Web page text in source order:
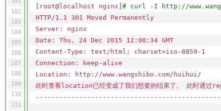
102
103
104
105
106
107
108
109
110
111
[root@localhost nginx] # curl -I http://
HTTP/1 .1 301 Moved Permanently
Server: nginx
Date: Thu, 24 Dec 2015 12:08:34 GMT
Content-Type: text/html ; charset=iso-8859-1
Connection: keep-alive
Location: http: //www .wangshibo.com/huihui/
此时查看location已经变成了我们想要的结果了。 此时通过